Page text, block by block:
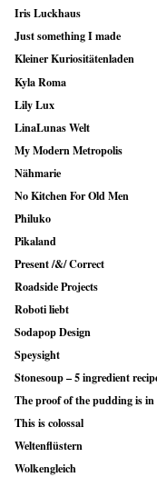
Iris Luckhaus
Just something I made
Kleiner Kuriositätenladen
Kyla Roma
Lily Lux
LinaLunas Welt
My Modern Metropolis
Nähmarie
No Kitchen For Old Men
Philuko
Pikaland
Present /&/ Correct
Roadside Projects
Roboti liebt
Sodapop Design
Speysight
Stonesoup – 5 ingredient
The proof of the pudding is in
This is colossal
Weltenflüstern
Wolkengleich